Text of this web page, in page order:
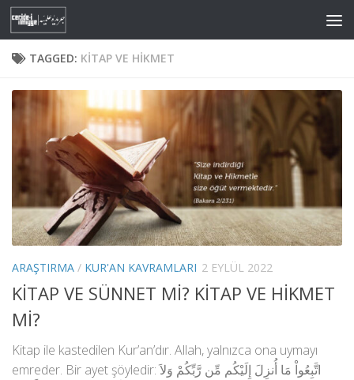
Skip to content
TAGGED: KITAP VE HIKMET
ARAŞTIRMA / KUR'AN KAVRAMLARI 2 EYLÜL 2022
KİTAP VE SÜNNET Mİ? KİTAP VE HİKMET
Mİ?
Kitap ile kastedilen Kur’an’dır. Allah, yalnızca ona uymayı
emreder. Bir ayet şöyledir: اتَّبِعُواْ مَا أُنزِلَ إِلَيْكُم مِّن رَّبِّكُمْ وَلاَ